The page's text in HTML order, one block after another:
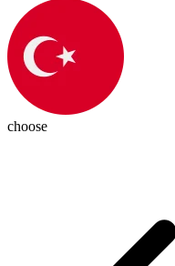
choose